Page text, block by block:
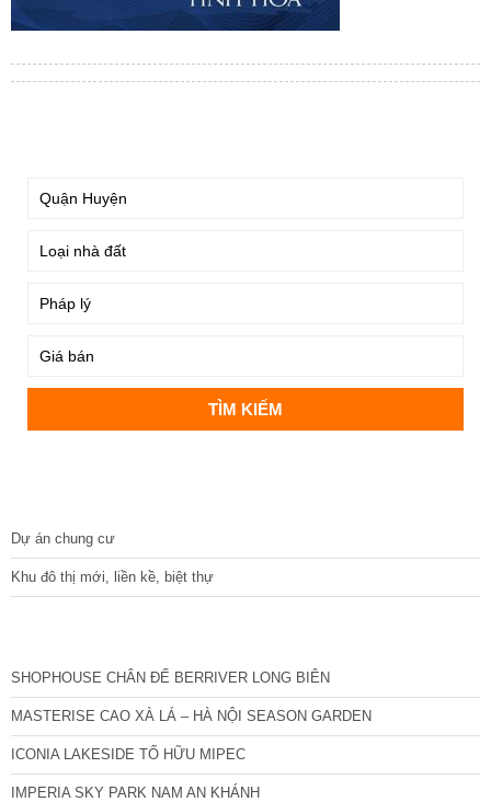
Dự án chung cư
Khu đô thị mới, liền kề, biệt thự
SHOPHOUSE CHÂN ĐẾ BERRIVER LONG BIÊN
MASTERISE CAO XÀ LÁ – HÀ NỘI SEASON GARDEN
ICONIA LAKESIDE TỐ HỮU MIPEC
IMPERIA SKY PARK NAM AN KHÁNH